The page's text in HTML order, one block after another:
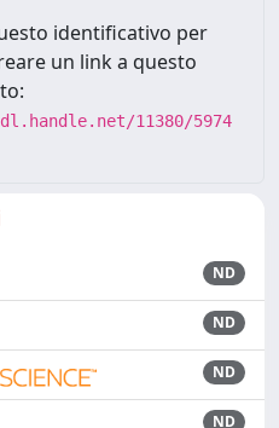
identificativo per
un link a questo
11380/5974
ND
ND
ND
ND